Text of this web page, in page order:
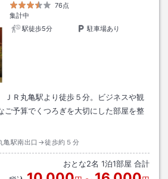
76点
集計中
駅徒歩5分
駐車場あり
ＪＲ丸亀駅より徒歩５分。ビジネスや観
ご予算でくつろぎを大切にした部屋を整
亀駅南出口→徒歩約５分
おとな2名 1泊1部屋 合計